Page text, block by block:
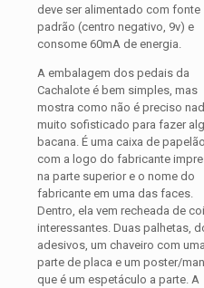
deve ser alimentado com fonte
padrão (centro negativo, 9v) e
consome 60mA de energia.
A embalagem dos pedais da
Cachalote é bem simples, mas
mostra como não é preciso
muito sofisticado para fazer
bacana. É uma caixa de papelão,
com a logo do fabricante
na parte superior e o nome do
fabricante em uma das faces.
Dentro, ela vem recheada de
interessantes. Duas palhetas,
adesivos, um chaveiro com uma
parte de placa e um poster/
que é um espetáculo a parte. A